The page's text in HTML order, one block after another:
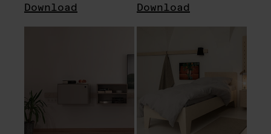
Download Download